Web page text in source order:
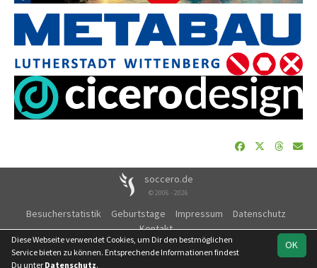
soccero.de
© 2006 - 2026
Besucherstatistik Geburtstage Impressum
Datenschutz
Kontakt
OK
Diese Webseite verwendet Cookies, um Dir den bestmöglichen
Service bieten zu können. Entsprechende Informationen findest
Du unter Datenschutz.